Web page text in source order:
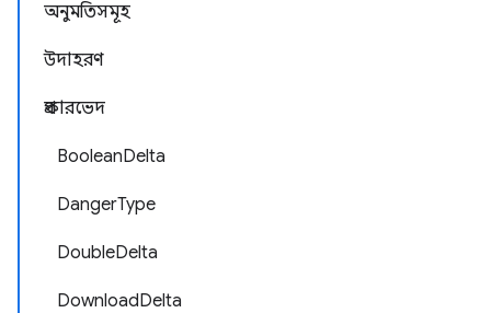
অনুমতিসমূহ
উদাহরণ
প্রকারভেদ
BooleanDelta
DangerType
DoubleDelta
DownloadDelta